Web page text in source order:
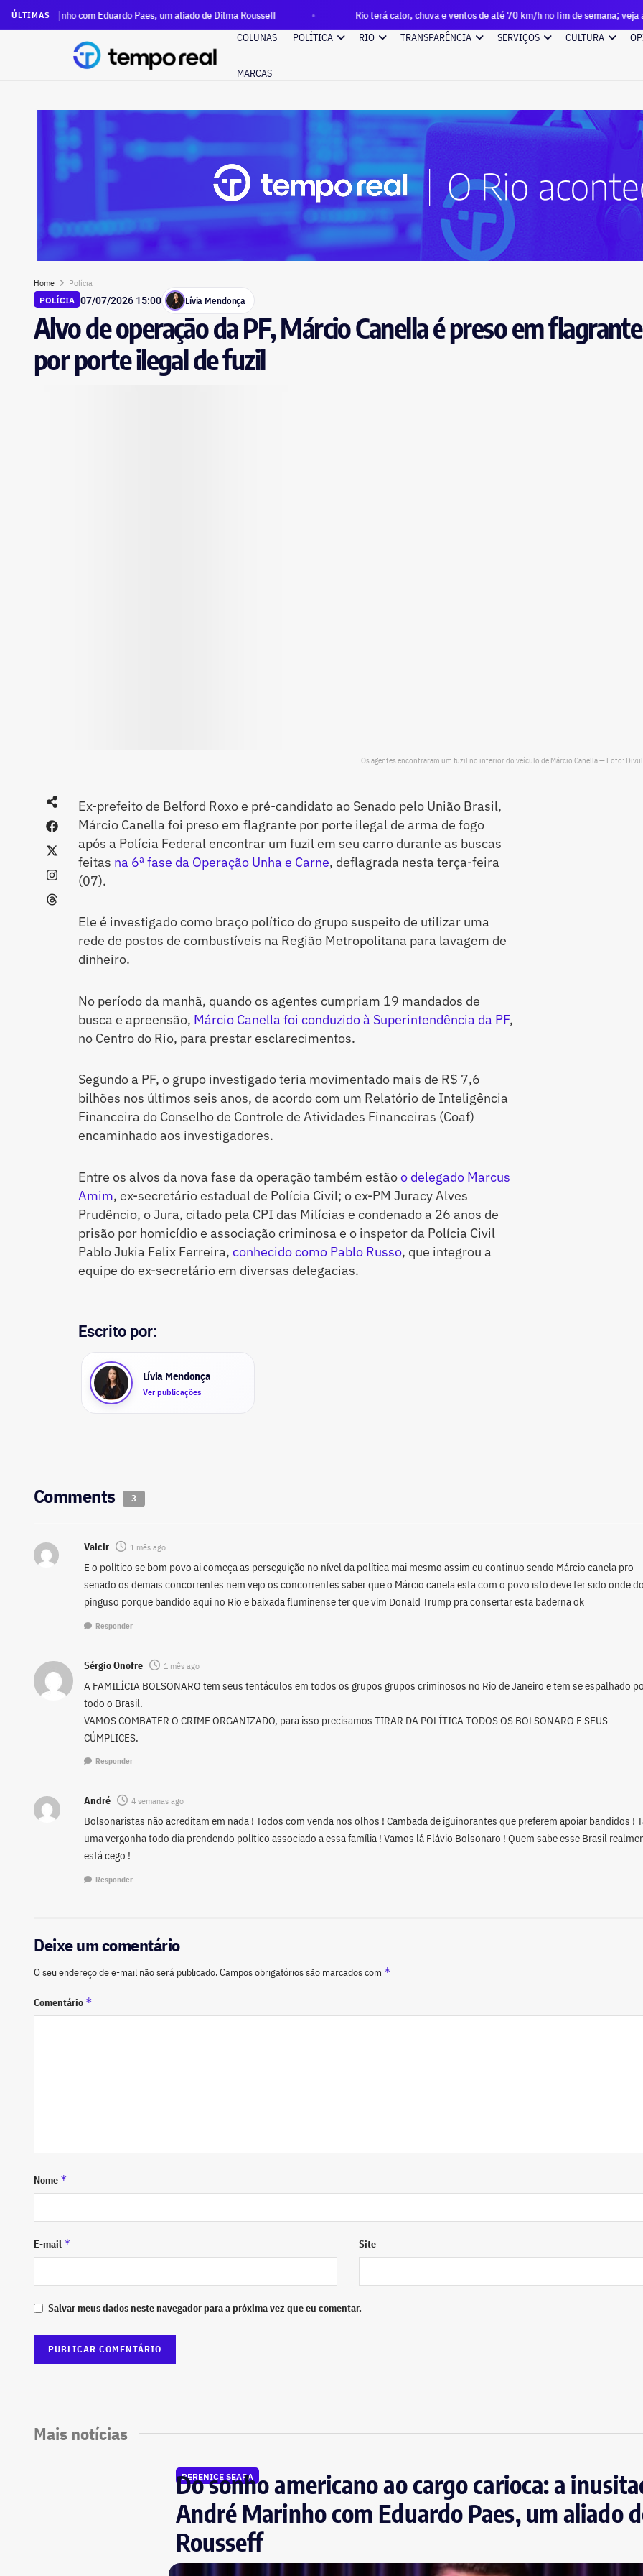
ÚLTIMAS
com Eduardo Paes, um aliado de Dilma Rousseff
Rio terá calor, chuva e ventos de até 70 km/h no fim de semana; veja a previsão
COLUNAS
POLÍTICA RIO TRANSPARÊNCIA SERVIÇOS CULTURA
MARCAS
Home
Polícia
POLÍCIA 07/07/2026 15:00 Lívia Mendonça
Alvo de operação da PF, Márcio Canella é preso em flagrante
por porte ilegal de fuzil
Os agentes encontraram um fuzil no interior do veículo de Márcio Canella — Foto:
Ex-prefeito de Belford Roxo e pré-candidato ao Senado pelo União Brasil,
Márcio Canella foi preso em flagrante por porte ilegal de arma de fogo
após a Polícia Federal encontrar um fuzil em seu carro durante as buscas
feitas na 6ª fase da Operação Unha e Carne, deflagrada nesta terça-feira
(07).
Ele é investigado como braço político do grupo suspeito de utilizar uma
rede de postos de combustíveis na Região Metropolitana para lavagem de
dinheiro.
No período da manhã, quando os agentes cumpriam 19 mandados de
busca e apreensão, Márcio Canella foi conduzido à Superintendência da PF,
no Centro do Rio, para prestar esclarecimentos.
Segundo a PF, o grupo investigado teria movimentado mais de R$ 7,6
bilhões nos últimos seis anos, de acordo com um Relatório de Inteligência
Financeira do Conselho de Controle de Atividades Financeiras (Coaf)
encaminhado aos investigadores.
Entre os alvos da nova fase da operação também estãoo delegado Marcus
Amim, ex-secretário estadual de Polícia Civil; o ex-PM Juracy Alves
Prudêncio, o Jura, citado pela CPI das Milícias e condenado a 26 anos de
prisão por homicídio e associação criminosa e o inspetor da Polícia Civil
Pablo Jukia Felix Ferreira, conhecido como Pablo Russo, que integrou a
equipe do ex-secretário em diversas delegacias.
Escrito por:
Lívia Mendonça
Ver publicações
Comments 3
Valcir 1 mês ago
E o político se bom povo ai começa as perseguição no nível da política mai mesmo assim eu continuo sendo Márcio canela pro
senado os demais concorrentes nem vejo os concorrentes saber que o Márcio canela esta com o povo isto deve ter sido onde
pinguso porque bandido aqui no Rio e baixada fluminense ter que vim Donald Trump pra consertar esta baderna ok
Responder
Sérgio Onofre 1 mês ago
A FAMILÍCIA BOLSONARO tem seus tentáculos em todos os grupos grupos criminosos no Rio de Janeiro e tem se espalhado
todo o Brasil.
VAMOS COMBATER O CRIME ORGANIZADO, para isso precisamos TIRAR DA POLÍTICA TODOS OS BOLSONARO E SEUS
CÚMPLICES.
Responder
André 4 semanas ago
Bolsonaristas não acreditam em nada ! Todos com venda nos olhos ! Cambada de iguinorantes que preferem apoiar bandidos !
uma vergonha todo dia prendendo político associado a essa família ! Vamos lá Flávio Bolsonaro ! Quem sabe esse Brasil
está cego !
Responder
Deixe um comentário
O seu endereço de e-mail não será publicado.Campos obrigatórios são marcados com *
Comentário *
Nome *
E-mail * Site
Salvar meus dados neste navegador para a próxima vez que eu comentar.
Mais notícias
BERENICE SEARA
Do sonho americano ao cargo carioca: a
André Marinho com Eduardo Paes, um aliado
Rousseff